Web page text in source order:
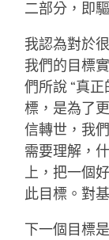
二部分，即
我認為對於
我們的目標
們所說 “真
標，是為了
信轉世，我
需要理解，
上，把一個
此目標。對
下一個目標